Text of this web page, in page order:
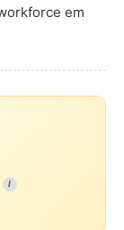
em
I